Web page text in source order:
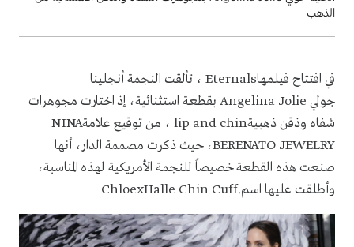
الذهب
في افتتاح فيلمهاEternals ، تألقت النجمة أنجلينا
جولي Angelina Jolie بقطعة استثنائية، إذ اختارت مجوهرات
شفاه وذقن ذهبيةlip and chin ، من توقيع علامةNINA
BERENATO JEWELRY، حيث ذكرت مصممة الدار، أنها
صنعت هذه القطعة خصيصاً للنجمة الأمريكية لهذه المناسبة،
وأطلقت عليها اسمChloexHalle Chin Cuff.